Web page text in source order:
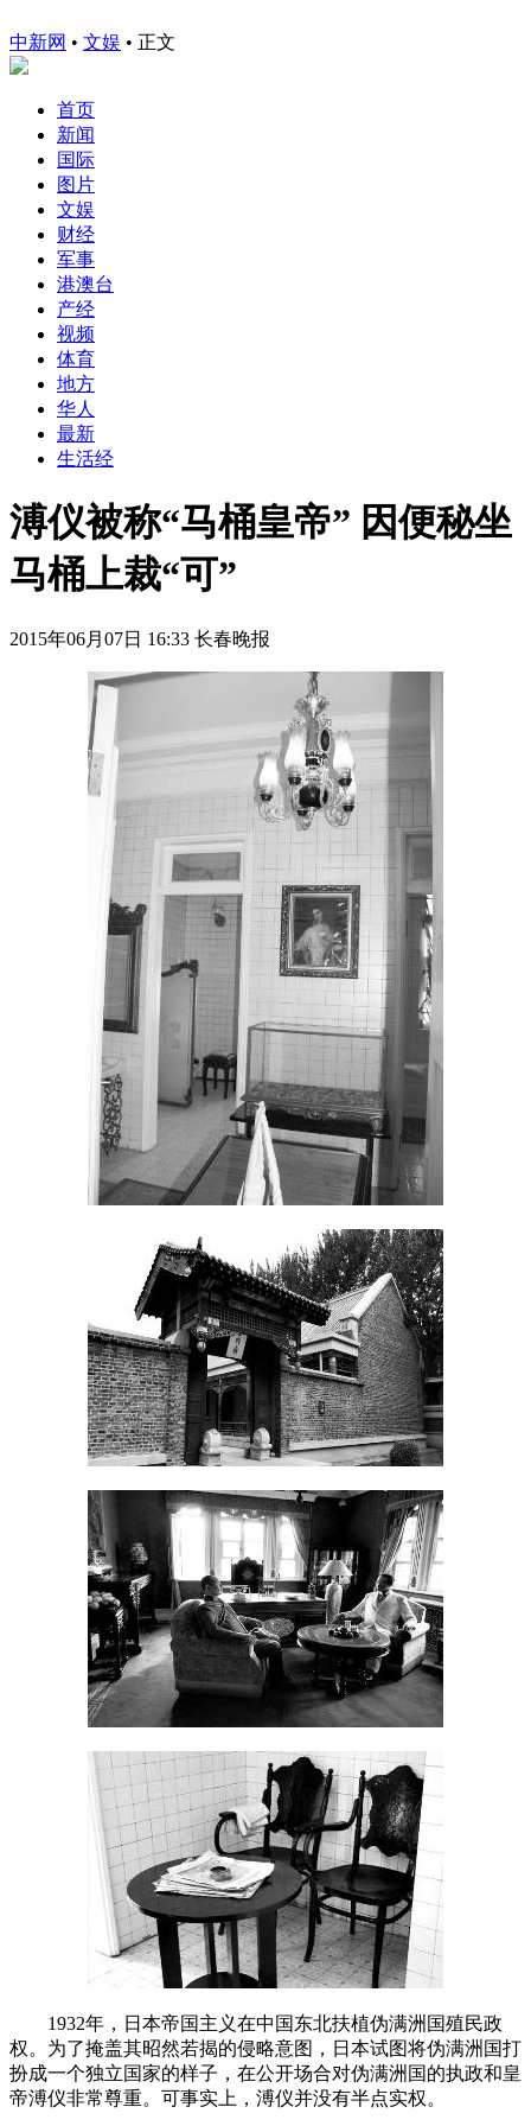
中新网 • 文娱 • 正文
首页
新闻
国际
图片
文娱
财经
军事
港澳台
产经
视频
体育
地方
华人
最新
生活经
溥仪被称“马桶皇帝” 因便秘坐
马桶上裁“可”
2015年06月07日 16:33 长春晚报
1932年，日本帝国主义在中国东北扶植伪满洲国殖民政
权。为了掩盖其昭然若揭的侵略意图，日本试图将伪满洲国打
扮成一个独立国家的样子，在公开场合对伪满洲国的执政和皇
帝溥仪非常尊重。可事实上，溥仪并没有半点实权。